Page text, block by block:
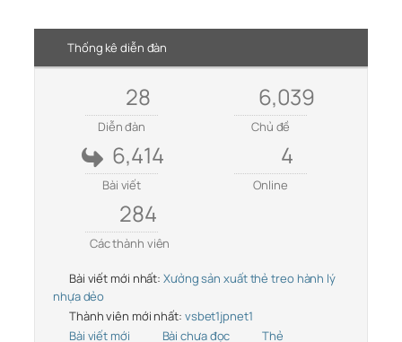
Thống kê diễn đàn
28
Diễn đàn
6,039
Chủ đề
6,414
Bài viết
4
Online
284
Các thành viên
Bài viết mới nhất: Xưởng sản xuất thẻ treo hành lý
nhựa dẻo
Thành viên mới nhất: vsbet1jpnet1
Bài viết mới
Bài chưa đọc Thẻ